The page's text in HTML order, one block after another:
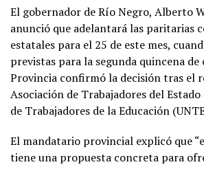
El gobernador de Río Negro, Alberto
anunció que adelantará las paritarias
estatales para el 25 de este mes,
previstas para la segunda quincena de
Provincia confirmó la decisión tras el
Asociación de Trabajadores del
de Trabajadores de la Educación
El mandatario provincial explicó que
tiene una propuesta concreta para